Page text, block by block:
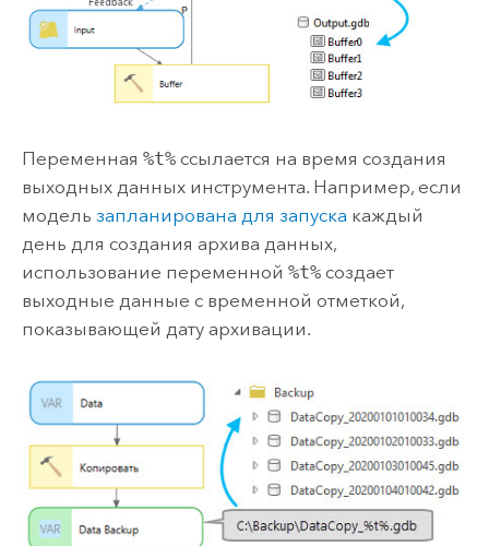
Переменная %t%ссылается на время создания
выходных данных инструмента. Например, если
модель запланирована для запуска каждый
день для создания архива данных,
использование переменной %t%создает
выходные данные с временной отметкой,
показывающей дату архивации.